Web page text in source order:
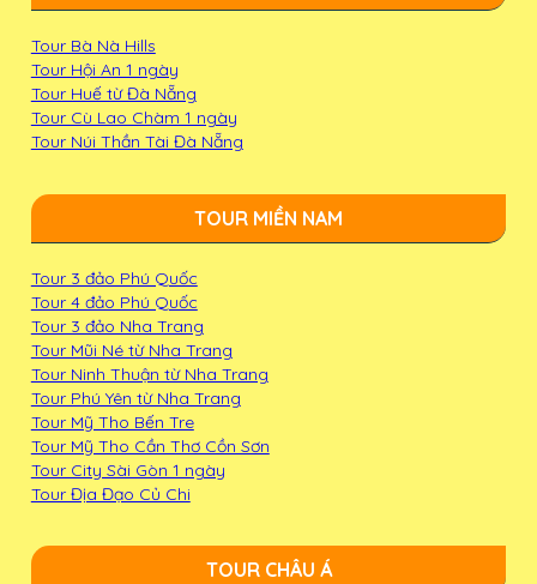
Tour Bà Nà Hills
Tour Hội An 1 ngày
Tour Huế từ Đà Nẵng
Tour Cù Lao Chàm 1 ngày
Tour Núi Thần Tài Đà Nẵng
TOUR MIỀN NAM
Tour 3 đảo Phú Quốc
Tour 4 đảo Phú Quốc
Tour 3 đảo Nha Trang
Tour Mũi Né từ Nha Trang
Tour Ninh Thuận từ Nha Trang
Tour Phú Yên từ Nha Trang
Tour Mỹ Tho Bến Tre
Tour Mỹ Tho Cần Thơ Cồn Sơn
Tour City Sài Gòn 1 ngày
Tour Địa Đạo Củ Chi
TOUR CHÂU Á